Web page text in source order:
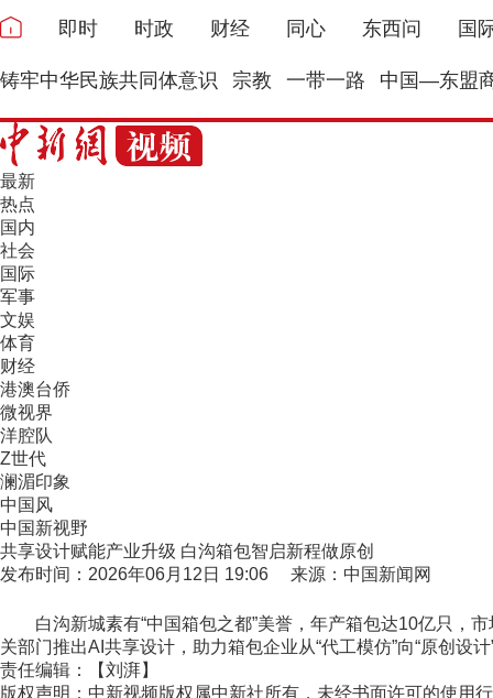
即时 时政 财经 同心 东西问 国
铸牢中华民族共同体意识 宗教 一带一路 中国—东盟
最新
热点
国内
社会
国际
军事
文娱
体育
财经
港澳台侨
微视界
洋腔队
Z世代
澜湄印象
中国风
中国新视野
共享设计赋能产业升级 白沟箱包智启新程做原创
发布时间：2026年06月12日 19:06 来源：中国新闻网
白沟新城素有“中国箱包之都”美誉，年产箱包达10亿只，市
关部门推出AI共享设计，助力箱包企业从“代工模仿”向“原创设
责任编辑：【刘湃】
版权声明：中新视频版权属中新社所有，未经书面许可的使用